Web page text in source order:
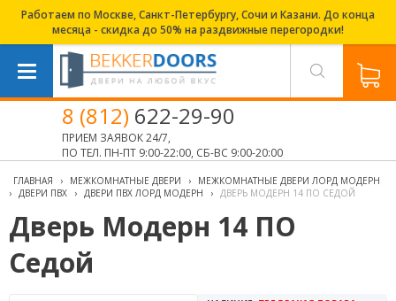
Работаем по Москве, Санкт-Петербургу, Сочи и Казани. До конца
месяца - скидка до 50% на раздвижные перегородки!
8 (812) 622-29-90
ПРИЕМ ЗАЯВОК 24/7,
ПО ТЕЛ. ПН-ПТ 9:00-22:00, СБ-ВС 9:00-20:00
ГЛАВНАЯ › МЕЖКОМНАТНЫЕ ДВЕРИ ›
МЕЖКОМНАТНЫЕ ДВЕРИ ЛОРД МОДЕРН
› ДВЕРИ ПВХ › ДВЕРИ ПВХ ЛОРД МОДЕРН › ДВЕРЬ МОДЕРН 14 ПО СЕДОЙ
Дверь Модерн 14 ПО
Седой